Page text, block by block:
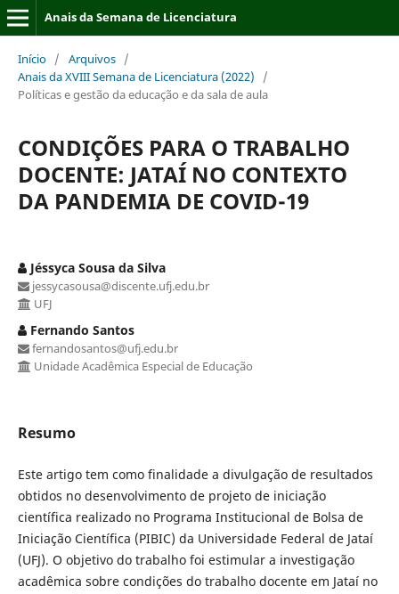
Anais da Semana de Licenciatura
Início / Arquivos /
Anais da XVIII Semana de Licenciatura (2022)
/
Políticas e gestão da educação e da sala de aula
CONDIÇÕES PARA O TRABALHO
DOCENTE: JATAÍ NO CONTEXTO
DA PANDEMIA DE COVID-19
Jéssyca Sousa da Silva
jessycasousa@discente.ufj.edu.br
UFJ
Fernando Santos
fernandosantos@ufj.edu.br
Unidade Acadêmica Especial de Educação
Resumo
Este artigo tem como finalidade a divulgação de resultados
obtidos no desenvolvimento de projeto de iniciação
científica realizado no Programa Institucional de Bolsa de
Iniciação Científica (PIBIC) da Universidade Federal de Jataí
(UFJ). O objetivo do trabalho foi estimular a investigação
acadêmica sobre condições do trabalho docente em Jataí no